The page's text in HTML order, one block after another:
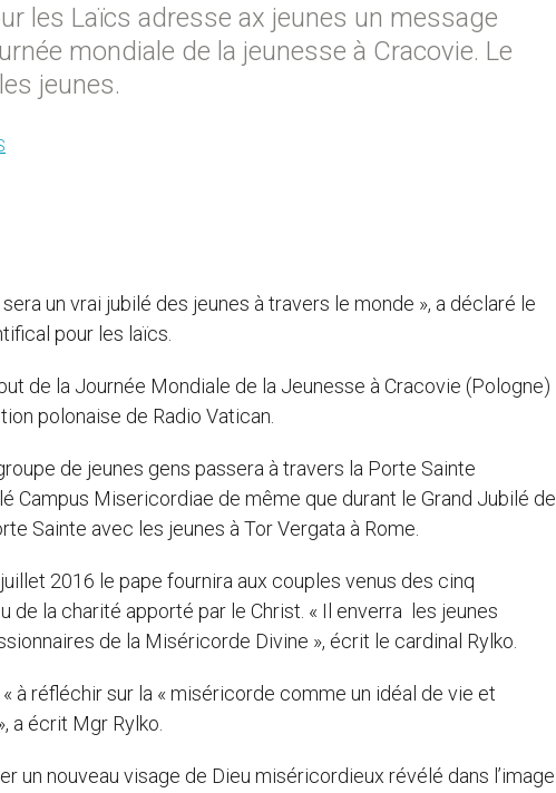
les Laïcs adresse ax jeunes un message
mondiale de la jeunesse à Cracovie. Le
jeunes.
un vrai jubilé des jeunes à travers le monde », a déclaré le
pour les laïcs.
de la Journée Mondiale de la Jeunesse à Cracovie (Pologne)
polonaise de Radio Vatican.
de jeunes gens passera à travers la Porte Sainte
Misericordiae de même que durant le Grand Jubilé de
Sainte avec les jeunes à Tor Vergata à Rome.
2016 le pape fournira aux couples venus des cinq
la charité apporté par le Christ. « Il enverra les jeunes
de la Miséricorde Divine », écrit le cardinal Rylko.
à réfléchir sur la « miséricorde comme un idéal de vie et
a écrit Mgr Rylko.
un nouveau visage de Dieu miséricordieux révélé dans l’image